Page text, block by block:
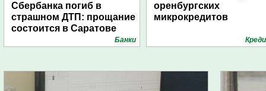
Сбербанка погиб в
страшном ДТП: прощание
состоится в Саратове
Банки
оренбургских
микрокредитов